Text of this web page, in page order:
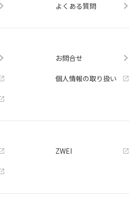
よくある質問
お問合せ
個人情報の取り扱い
ZWEI